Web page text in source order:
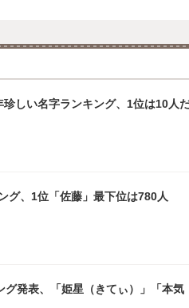
しい名字ランキング、1位は10人
グ、1位「佐藤」最下位は780人
グ発表、「姫星（きてぃ）」「本気